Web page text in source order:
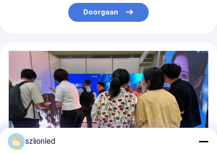
Lionled P4 flexibel led-scherm voor binnen
Lionled P6.66 Buitenshuis Fixed Led Display voor reclame
Lionled P2 Indoor High Resolution Flexible Led Display Screen met een bolvormige vorm
Lionled P2.5 Indoor Flexible Led Display Screen met speciale vorm
Doorgaan
szlionled